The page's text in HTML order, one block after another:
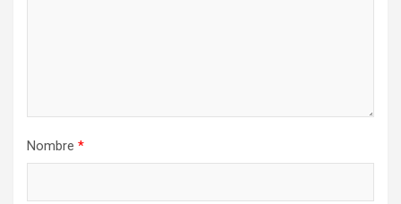
Nombre *